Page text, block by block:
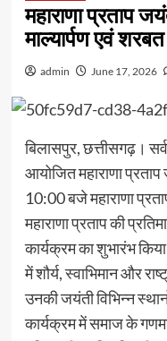
महाराणा प्रताप
माल्यार्पण एवं
admin June 17, 2026
बिलासपुर, छत्तीसगढ़।
आयोजित महाराणा
10:00 बजे महाराणा
महाराणा प्रताप की
कार्यक्रम का शुभारंभ किया
में शौर्य, स्वाभिमान और
उनकी जयंती विभिन्न
कार्यक्रम में समाज के